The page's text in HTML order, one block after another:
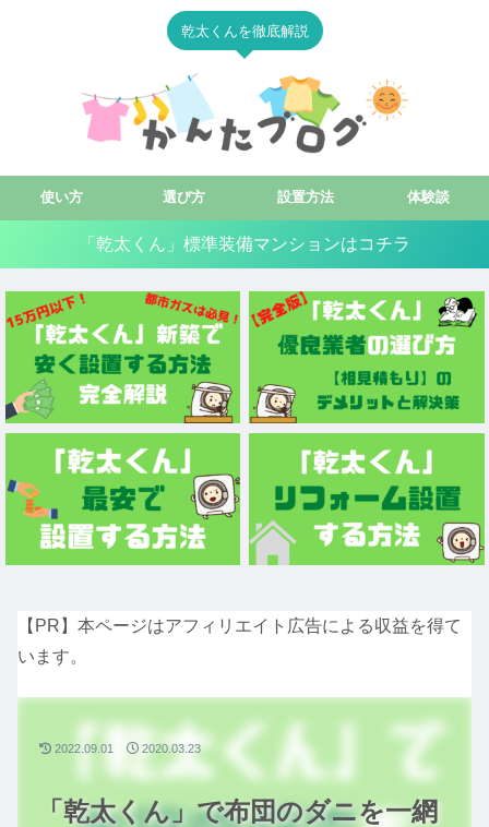
乾太くんを徹底解説
使い方 選び方 設置方法 体験談
「乾太くん」標準装備マンションはコチラ
【PR】本ページはアフィリエイト広告による収益を得て
います。
「乾太くん」で布団のダニを一網
2022.09.01 2020.03.23